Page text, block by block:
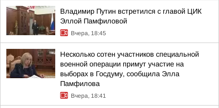
Владимир Путин встретился с главой ЦИК
Эллой Памфиловой
Вчера, 18:45
Несколько сотен участников специальной
военной операции примут участие на
выборах в Госдуму, сообщила Элла
Памфилова
Вчера, 18:41